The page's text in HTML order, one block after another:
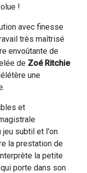
!
avec finesse
très maîtrisé
envoûtante de
de Zoé Ritchie
une
et
jeu subtil et l'on
la prestation de
la petite
porte dans son